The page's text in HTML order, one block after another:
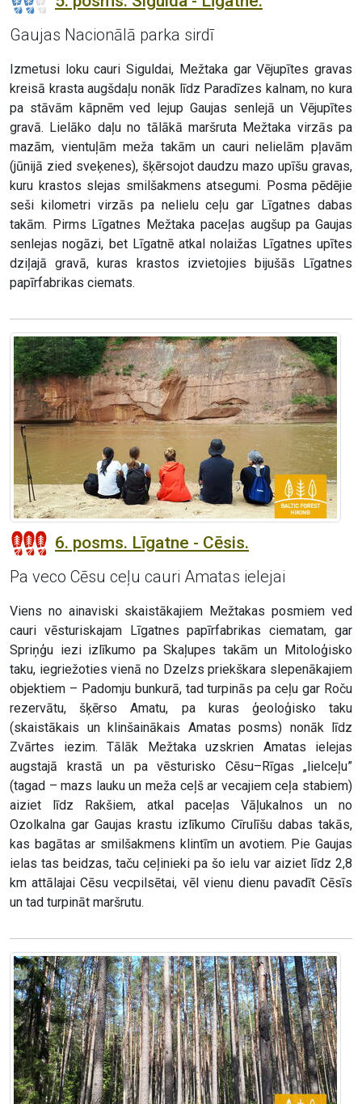
Gaujas Nacionālā parka sirdī
Izmetusi loku cauri Siguldai, Mežtaka gar Vējupītes gravas
kreisā krasta augšdaļu nonāk līdz Paradīzes kalnam, no kura
pa stāvām kāpnēm ved lejup Gaujas senlejā un Vējupītes
gravā. Lielāko daļu no tālākā maršruta Mežtaka virzās pa
mazām, vientuļām meža takām un cauri nelielām pļavām
(jūnijā zied sveķenes), šķērsojot daudzu mazo upīšu gravas,
kuru krastos slejas smilšakmens atsegumi. Posma pēdējie
seši kilometri virzās pa nelielu ceļu gar Līgatnes dabas
takām. Pirms Līgatnes Mežtaka paceļas augšup pa Gaujas
senlejas nogāzi, bet Līgatnē atkal nolaižas Līgatnes upītes
dziļajā gravā, kuras krastos izvietojies bijušās Līgatnes
papīrfabrikas ciemats.
6. posms. Līgatne - Cēsis.
Pa veco Cēsu ceļu cauri Amatas ielejai
Viens no ainaviski skaistākajiem Mežtakas posmiem ved
cauri vēsturiskajam Līgatnes papīrfabrikas ciematam, gar
Spriņģu iezi izlīkumo pa Skaļupes takām un Mitoloģisko
taku, iegriežoties vienā no Dzelzs priekškara slepenākajiem
objektiem – Padomju bunkurā, tad turpinās pa ceļu gar Roču
rezervātu, šķērso Amatu, pa kuras ģeoloģisko taku
(skaistākais un klinšainākais Amatas posms) nonāk līdz
Zvārtes iezim. Tālāk Mežtaka uzskrien Amatas ielejas
augstajā krastā un pa vēsturisko Cēsu–Rīgas „lielceļu”
(tagad – mazs lauku un meža ceļš ar vecajiem ceļa stabiem)
aiziet līdz Rakšiem, atkal paceļas Vāļukalnos un no
Ozolkalna gar Gaujas krastu izlīkumo Cīrulīšu dabas takās,
kas bagātas ar smilšakmens klintīm un avotiem. Pie Gaujas
ielas tas beidzas, taču ceļinieki pa šo ielu var aiziet līdz 2,8
km attālajai Cēsu vecpilsētai, vēl vienu dienu pavadīt Cēsīs
un tad turpināt maršrutu.